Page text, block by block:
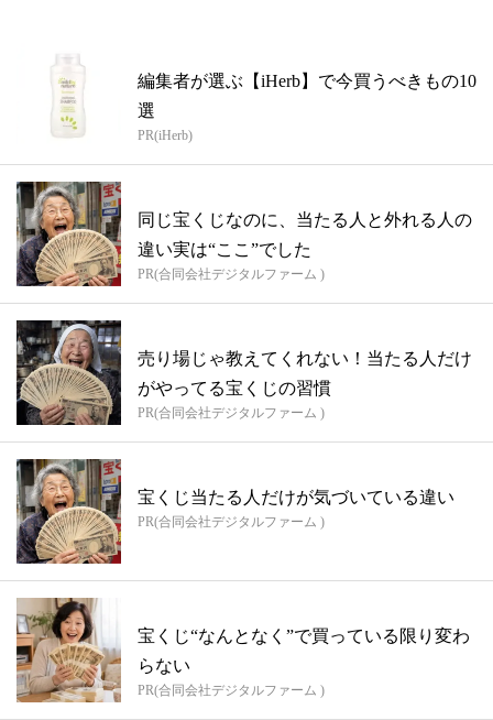
編集者が選ぶ【iHerb】で今買うべきもの10
選
PR(iHerb)
同じ宝くじなのに、当たる人と外れる人の
違い実は“ここ”でした
PR(合同会社デジタルファーム )
売り場じゃ教えてくれない！当たる人だけ
がやってる宝くじの習慣
PR(合同会社デジタルファーム )
宝くじ当たる人だけが気づいている違い
PR(合同会社デジタルファーム )
宝くじ“なんとなく”で買っている限り変わ
らない
PR(合同会社デジタルファーム )